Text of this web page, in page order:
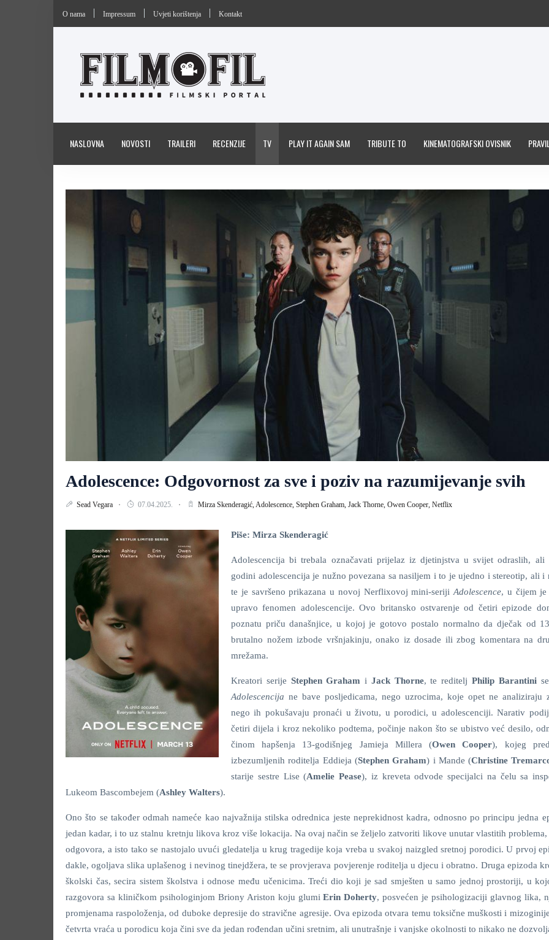
O nama Impressum Uvjeti korištenja Kontakt
NASLOVNA NOVOSTI TRAILERI RECENZIJE TV PLAY IT AGAIN SAM TRIBUTE TO KINEMATOGRAFSKI OVISNIK
Adolescence: Odgovornost za sve i poziv na razumijevanje svih
Sead Vegara 07.04.2025. Mirza Skenderagić,Adolescence, Stephen Graham, Jack Thorne, Owen Cooper, Netflix
Piše: Mirza Skenderagić
Adolescencija bi trebala označavati prijelaz iz djetinjstva u svijet odraslih, ali
godini adolescencija je nužno povezana sa nasiljem i to je ujedno i stereotip, ali i
te je savršeno prikazana u novoj Nerflixovoj mini-seriji Adolescence, u čijem je
upravo fenomen adolescencije. Ovo britansko ostvarenje od četiri epizode
poznatu priču današnjice, u kojoj je gotovo postalo normalno da dječak od
brutalno nožem izbode vršnjakinju, onako iz dosade ili zbog komentara na
mrežama.
Kreatori serije Stephen Graham i Jack Thorne, te reditelj Philip Barantinise
Adolescencija ne bave posljedicama, nego uzrocima, koje opet ne analiziraju
nego ih pokušavaju pronaći u životu, u porodici, u adolescenciji. Narativ
četiri dijela i kroz nekoliko podtema, počinje nakon što se ubistvo već desilo,
činom hapšenja 13-godišnjeg Jamieja Millera (Owen Cooper), kojeg
izbezumljenih roditelja Eddieja (Stephen Graham) i Mande (Christine
starije sestre Lise (Amelie Pease), iz kreveta odvode specijalci na čelu sa
Lukeom Bascombejem (Ashley Walters).
Ono što se također odmah nameće kao najvažnija stilska odrednica jeste neprekidnost kadra, odnosno po principu jedna
jedan kadar, i to uz stalnu kretnju likova kroz više lokacija. Na ovaj način se željelo zatvoriti likove unutar vlastitih problema,
odgovora, a isto tako se nastojalo uvući gledatelja u krug tragedije koja vreba u svakoj naizgled sretnoj porodici. U prvoj
dakle, ogoljava slika uplašenog i nevinog tinejdžera, te se provjerava povjerenje roditelja u djecu i obratno. Druga epizoda
školski čas, secira sistem školstva i odnose među učenicima. Treći dio koji je sad smješten u samo jednoj prostoriji, u
razgovora sa kliničkom psihologinjom Briony Ariston koju glumiErin Doherty, posvećen je psihologizaciji glavnog lika,
promjenama raspoloženja, od duboke depresije do stravične agresije. Ova epizoda otvara temu toksične muškosti i
četvrta vraća u porodicu koja čini sve da jedan rođendan učini sretnim, ali unutrašnje i vanjske okolnosti to nikako ne